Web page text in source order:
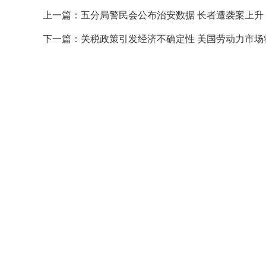
上一篇： 五分局警民会公布治安数据 长者遭袭案上升
下一篇： 关税政策引发经济不确定性 美国劳动力市